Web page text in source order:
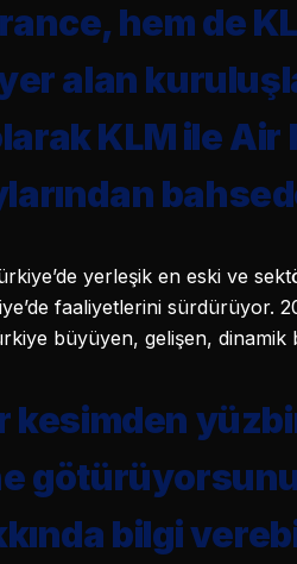
hem de
alan
KLM ile Air
yerleşik en eski ve
faaliyetlerini sürdürüyor.
büyüyen, gelişen,
kesimden
bilgi